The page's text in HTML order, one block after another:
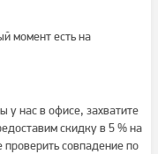
момент есть на
у нас в офисе, захватите
скидку в 5 % на
совпадение по